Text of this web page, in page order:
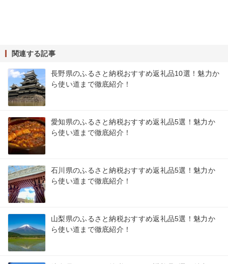
関連する記事
長野県のふるさと納税おすすめ返礼品10選！魅力か
ら使い道まで徹底紹介！
愛知県のふるさと納税おすすめ返礼品5選！魅力か
ら使い道まで徹底紹介！
石川県のふるさと納税おすすめ返礼品5選！魅力か
ら使い道まで徹底紹介！
山梨県のふるさと納税おすすめ返礼品5選！魅力か
ら使い道まで徹底紹介！